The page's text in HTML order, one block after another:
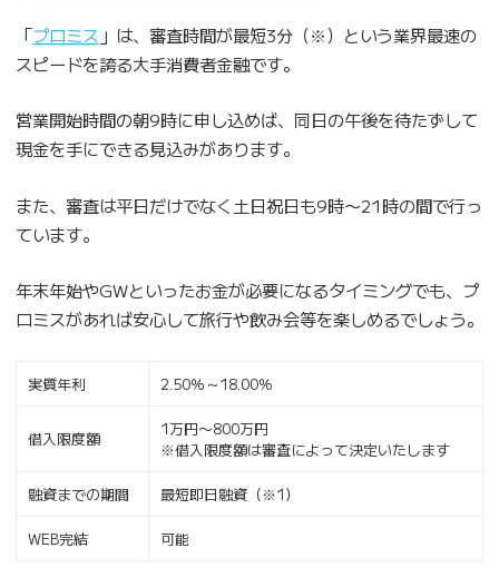
「プロミス 」は、審査時間が最短3分（※）という業界最速の
スピードを誇る大手消費者金融です。
営業開始時間の朝9時に申し込めば、同日の午後を待たずして
現金を手にできる見込みがあります。
また、審査は平日だけでなく土日祝日も9時〜21時の間で行っ
ています。
年末年始やGWといったお金が必要になるタイミングでも、プ
ロミスがあれば安心して旅行や飲み会等を楽しめるでしょう。
実質年利 2.50％～18.00％
借入限度額
1万円〜800万円
※借入限度額は審査によって決定いたします
融資までの期間 最短即日融資（※1）
WEB完結 可能